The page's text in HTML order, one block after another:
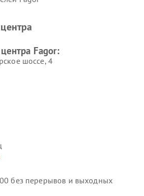
Fagor:
шоссе, 4
без перерывов и выходных